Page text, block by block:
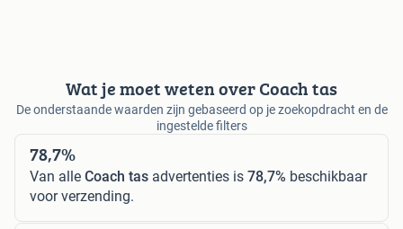
Wat je moet weten over Coach tas
De onderstaande waarden zijn gebaseerd op je zoekopdracht en de
ingestelde filters
78,7%
Van alle Coach tas advertenties is 78,7% beschikbaar
voor verzending.